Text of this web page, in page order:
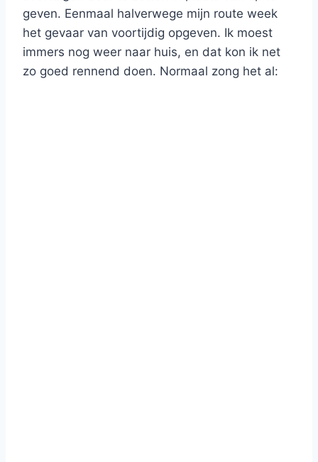
geven. Eenmaal halverwege mijn route week
het gevaar van voortijdig opgeven. Ik moest
immers nog weer naar huis, en dat kon ik net
zo goed rennend doen. Normaal zong het al: